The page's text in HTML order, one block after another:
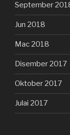
September
Jun 2018
Mac 2018
Disember 2017
Oktober 2017
Julai 2017